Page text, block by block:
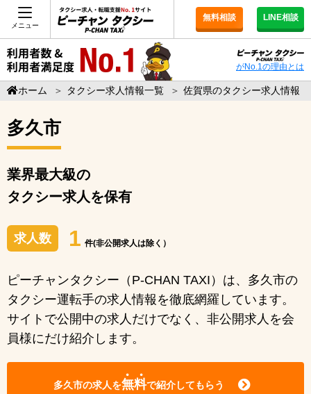
メニュー
無料相談 LINE相談
がNo.1の理由とは
ホーム ＞ タクシー求人情報一覧 ＞ 佐賀県のタクシー求人情報
多久市
業界最大級の
タクシー求人を保有
求人数 1 件(非公開求人は除く）
ピーチャンタクシー（P-CHAN TAXI）は、多久市の
タクシー運転手の求人情報を徹底網羅しています。
サイトで公開中の求人だけでなく、非公開求人を会
員様にだけ紹介します。
多久市の求人を無料で紹介してもらう